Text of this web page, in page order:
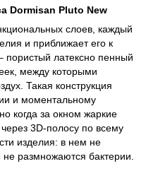
Dormisan Pluto New
слоев, каждый
и приближает его к
пористый латексно пенный
между которыми
Такая конструкция
и моментальному
когда за окном жаркие
3D-полосу по всему
изделия: в нем не
размножаются бактерии.